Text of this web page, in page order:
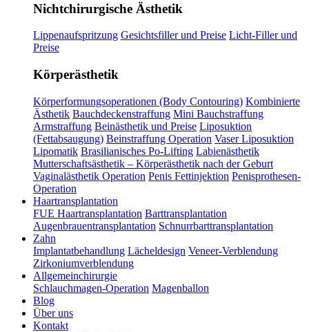
Nichtchirurgische Ästhetik
Lippenaufspritzung Gesichtsfiller und Preise Licht-Filler und
Preise
Körperästhetik
Körperformungsoperationen (Body Contouring) Kombinierte
Ästhetik Bauchdeckenstraffung Mini Bauchstraffung
Armstraffung Beinästhetik und Preise Liposuktion
(Fettabsaugung) Beinstraffung Operation Vaser Liposuktion
Lipomatik Brasilianisches Po-Lifting Labienästhetik
Mutterschaftsästhetik – Körperästhetik nach der Geburt
Vaginalästhetik Operation Penis Fettinjektion Penisprothesen-
Operation
Haartransplantation
FUE Haartransplantation Barttransplantation
Augenbrauentransplantation Schnurrbarttransplantation
Zahn
Implantatbehandlung Lächeldesign Veneer-Verblendung
Zirkoniumverblendung
Allgemeinchirurgie
Schlauchmagen-Operation Magenballon
Blog
Über uns
Kontakt